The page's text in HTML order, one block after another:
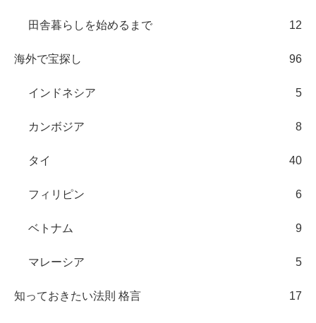
田舎暮らしを始めるまで 12
海外で宝探し 96
インドネシア 5
カンボジア 8
タイ 40
フィリピン 6
ベトナム 9
マレーシア 5
知っておきたい法則 格言 17